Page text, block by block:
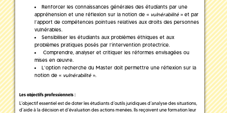
Renforcer les connaissances générales des étudiants par une
appréhension et une réflexion sur la notion de « vulnérabilité » et par
l’apport de compétences pointues relatives aux droits des personnes
vulnérables.
Sensibiliser les étudiants aux problèmes éthiques et aux
problèmes pratiques posés par l’intervention protectrice.
Comprendre, analyser et critiquer les réformes envisagées ou
mises en œuvre.
L’option recherche du Master doit permettre une réflexion sur la
notion de « vulnérabilité ».
Les objectifs professionnels :
L’objectif essentiel est de doter les étudiants d’outils juridiques d’analyse des situations,
d’aide à la décision et d’évaluation des actions menées. Ils reçoivent une formation leur